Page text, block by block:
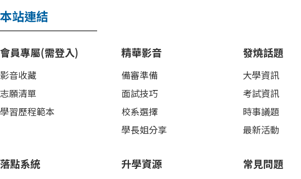
本站連結
會員專屬(需登入)
影音收藏
志願清單
學習歷程範本
精華影音
備審準備
面試技巧
校系選擇
學長姐分享
發燒話題
大學資訊
考試資訊
時事議題
最新活動
落點系統 升學資源 常見問題